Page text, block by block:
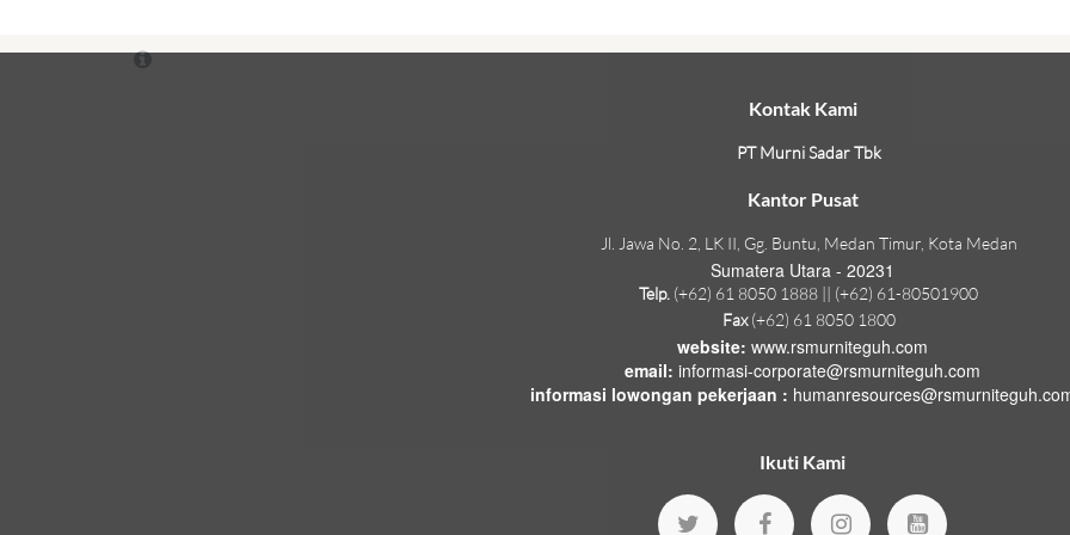
Kontak Kami
PT Murni Sadar Tbk
Kantor Pusat
Jl. Jawa No. 2, LK II, Gg. Buntu, Medan Timur, Kota Medan
Sumatera Utara - 20231
Telp. (+62) 61 8050 1888 || (+62) 61-80501900
Fax(+62) 61 8050 1800
website: www.rsmurniteguh.com
email: informasi-corporate@rsmurniteguh.com
informasi lowongan pekerjaan :
Ikuti Kami